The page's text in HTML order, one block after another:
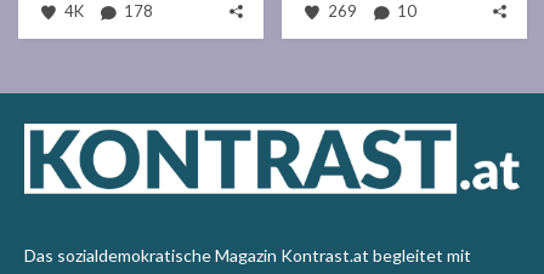
4K 178 269 10
Das sozialdemokratische Magazin Kontrast.at begleitet mit